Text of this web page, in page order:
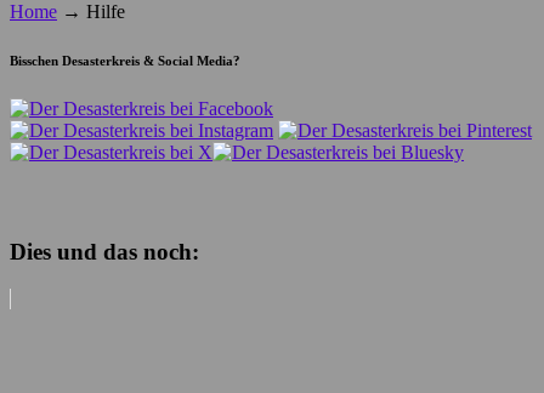
Home → Hilfe
Bisschen Desasterkreis & Social Media?
Dies und das noch: